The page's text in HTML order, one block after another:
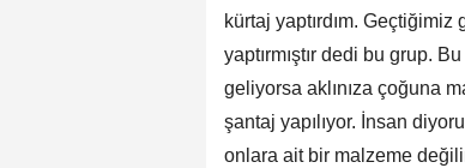
kürtaj yaptırdım.
yaptırmıştır dedi bu grup.
geliyorsa aklınıza çoğuna
şantaj yapılıyor. İnsan
onlara ait bir malzeme